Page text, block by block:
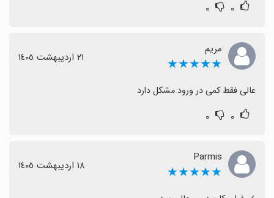
۰ ۰
مریم
★★★★★ ٢١ اردیبهشت ١٤٠٥
عالی فقط کمی در ورود مشکل دارد
۰ ۰
Parmis
★★★★★ ١٨ اردیبهشت ١٤٠٥